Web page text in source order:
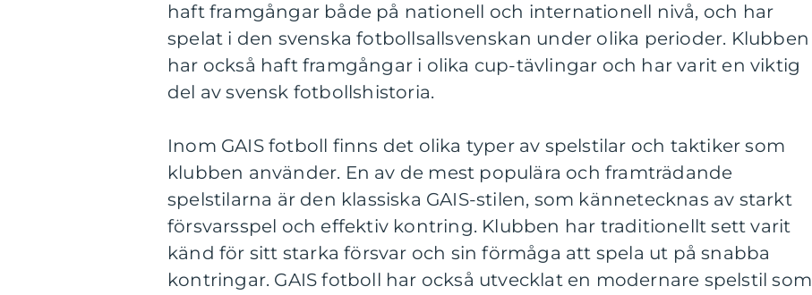
haft framgångar både på nationell och internationell nivå, och har
spelat i den svenska fotbollsallsvenskan under olika perioder. Klubben
har också haft framgångar i olika cup-tävlingar och har varit en viktig
del av svensk fotbollshistoria.
Inom GAIS fotboll finns det olika typer av spelstilar och taktiker som
klubben använder. En av de mest populära och framträdande
spelstilarna är den klassiska GAIS-stilen, som kännetecknas av starkt
försvarsspel och effektiv kontring. Klubben har traditionellt sett varit
känd för sitt starka försvar och sin förmåga att spela ut på snabba
kontringar. GAIS fotboll har också utvecklat en modernare spelstil som